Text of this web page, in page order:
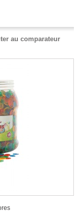
au comparateur